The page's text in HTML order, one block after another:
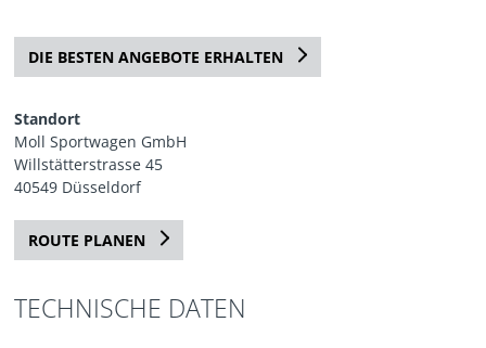
DIE BESTEN ANGEBOTE ERHALTEN
Standort
Moll Sportwagen GmbH
Willstätterstrasse 45
40549 Düsseldorf
ROUTE PLANEN
TECHNISCHE DATEN